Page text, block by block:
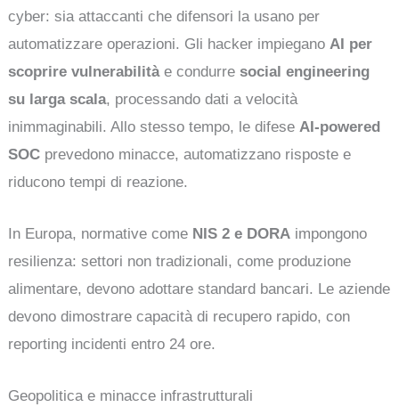
cyber: sia attaccanti che difensori la usano per
automatizzare operazioni. Gli hacker impieganoAI per
scoprire vulnerabilitàe condurresocial engineering
su larga scala, processando dati a velocità
inimmaginabili. Allo stesso tempo, le difeseAI-powered
SOC prevedono minacce, automatizzano risposte e
riducono tempi di reazione.
In Europa, normative come NIS 2 e DORA impongono
resilienza: settori non tradizionali, come produzione
alimentare, devono adottare standard bancari. Le aziende
devono dimostrare capacità di recupero rapido, con
reporting incidenti entro 24 ore.
Geopolitica e minacce infrastrutturali